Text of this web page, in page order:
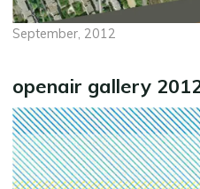
September, 2012
openair gallery